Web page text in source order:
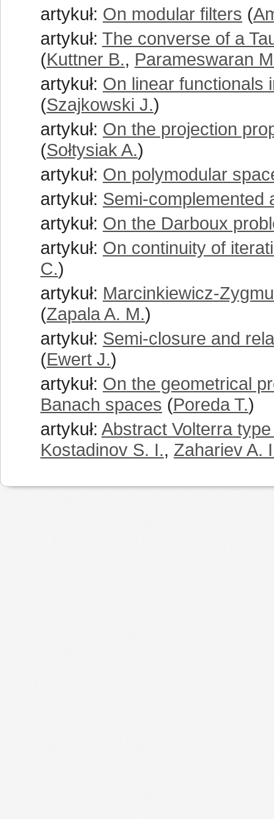
artykuł: On modular filters (
artykuł: The converse of a
(Kuttner B., Parameswaran
artykuł: On linear functionals
(Szajkowski J.)
artykuł: On the projection
(Sołtysiak A.)
artykuł: On polymodular
artykuł: Semi-complemented
artykuł: On the Darboux
artykuł: On continuity of
C.)
artykuł: Marcinkiewicz-
(Zapala A. M.)
artykuł: Semi-closure and
(Ewert J.)
artykuł: On the geometrical
Banach spaces (Poreda T.)
artykuł: Abstract Volterra
Kostadinov S. I., Zahariev A.